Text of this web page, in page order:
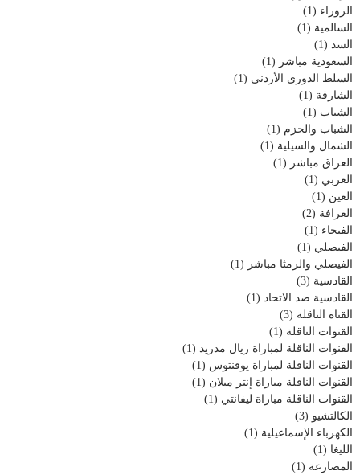
الزوراء (1)
السالمية (1)
السد (1)
السعودية مباشر (1)
السلط الدوري الأردني (1)
الشارقة (1)
الشباب (1)
الشباب والحزم (1)
الشمال والسيلية (1)
العراق مباشر (1)
العربي (1)
العين (1)
الغرافة (2)
الفيحاء (1)
الفيصلي (1)
الفيصلي والرمثا مباشر (1)
القادسية (3)
القادسية ضد الاتحاد (1)
القناة الناقلة (3)
القنوات الناقلة (1)
القنوات الناقلة لمباراة ريال مدريد (1)
القنوات الناقلة لمباراة يوفنتوس (1)
القنوات الناقلة مباراة إنتر ميلان (1)
القنوات الناقلة مباراة ليفانتي (1)
الكالتشيو (3)
الكهرباء الإسماعيلية (1)
الليغا (1)
المصارعة (1)